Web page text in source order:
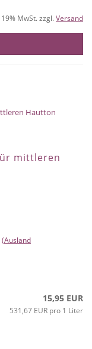
MwSt. zzgl.Versand
mittleren
(Ausland
15,95 EUR
531,67 EUR pro 1 Liter